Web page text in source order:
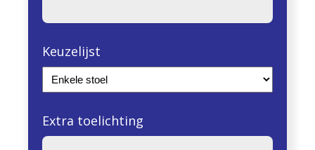
Keuzelijst
Extra toelichting